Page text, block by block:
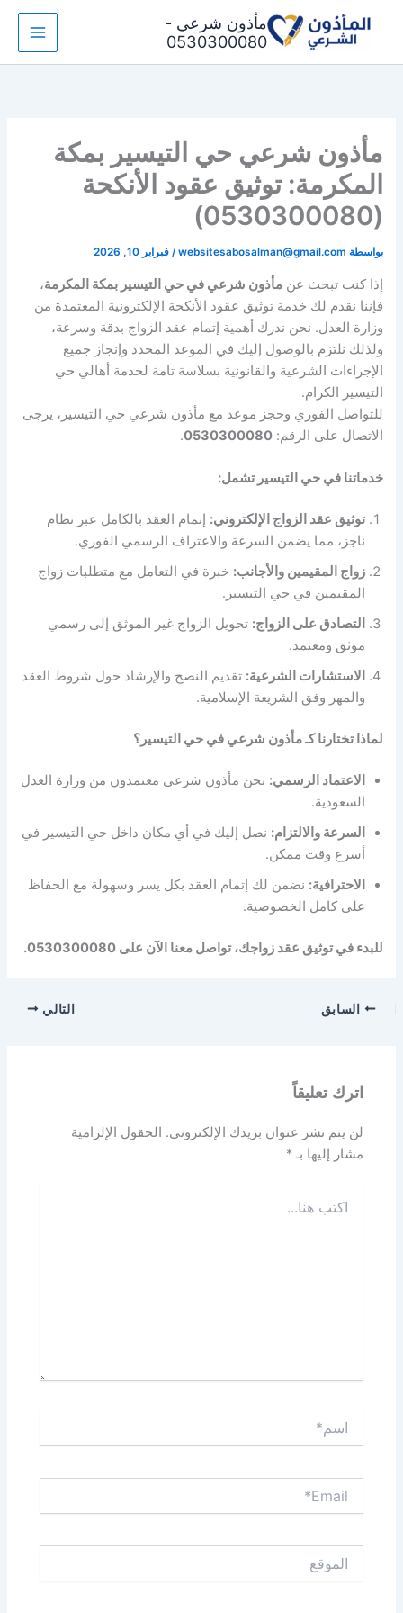
مأذون شرعي -
0530300080
مأذون شرعي حي التيسير بمكة
المكرمة: توثيق عقود الأنكحة
(0530300080)
بواسطة websitesabosalman@gmail.com
/فبراير 10, 2026
إذا كنت تبحث عنمأذون شرعي في حي التيسير بمكة المكرمة،
فإننا نقدم لك خدمة توثيق عقود الأنكحة الإلكترونية المعتمدة من
وزارة العدل. نحن ندرك أهمية إتمام عقد الزواج بدقة وسرعة،
ولذلك نلتزم بالوصول إليك في الموعد المحدد وإنجاز جميع
الإجراءات الشرعية والقانونية بسلاسة تامة لخدمة أهالي حي
التيسير الكرام.
للتواصل الفوري وحجز موعد مع مأذون شرعي حي التيسير، يرجى
الاتصال على الرقم:0530300080
.
خدماتنا في حي التيسير تشمل:
توثيق عقد الزواج الإلكتروني: إتمام العقد بالكامل عبر نظام
ناجز، مما يضمن السرعة والاعتراف الرسمي الفوري.
زواج المقيمين والأجانب: خبرة في التعامل مع متطلبات زواج
المقيمين في حي التيسير.
التصادق على الزواج: تحويل الزواج غير الموثق إلى رسمي
موثق ومعتمد.
الاستشارات الشرعية: تقديم النصح والإرشاد حول شروط العقد
والمهر وفق الشريعة الإسلامية.
لماذا تختارنا كـ مأذون شرعي في حي التيسير؟
الاعتماد الرسمي: نحن مأذون شرعي معتمدون من وزارة العدل
السعودية.
السرعة والالتزام: نصل إليك في أي مكان داخل حي التيسير في
أسرع وقت ممكن.
الاحترافية: نضمن لك إتمام العقد بكل يسر وسهولة مع الحفاظ
على كامل الخصوصية.
للبدء في توثيق عقد زواجك، تواصل معنا الآن على 0530300080.
السابق التالي
اترك تعليقاً
لن يتم نشر عنوان بريدك الإلكتروني.
الحقول الإلزامية
مشار إليها بـ*
هنا...